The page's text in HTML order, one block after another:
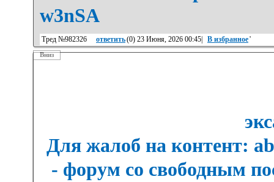
w3nSA
Тред №982326 ответить(0) 23 Июня, 2026 00:45| В избранное'
Вниз
Для жалоб на контент:
- форум со свободным